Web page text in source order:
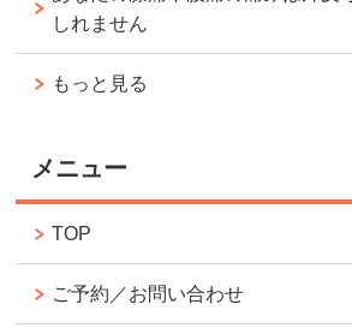
しれません
もっと見る
メニュー
TOP
ご予約／お問い合わせ